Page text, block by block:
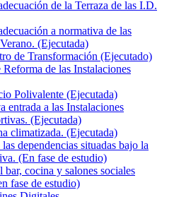
de la Terraza de las I.D.
a normativa de las
(Ejecutada)
de Transformación (Ejecutado)
Reforma de las Instalaciones
Polivalente (Ejecutada)
entrada a las Instalaciones
(Ejecutada)
climatizada. (Ejecutada)
dependencias situadas bajo la
(En fase de estudio)
bar, cocina y salones sociales
fase de estudio)